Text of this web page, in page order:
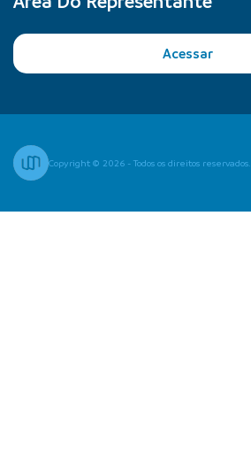
Acessar
Copyright © 2026 - Todos os direitos reservados.